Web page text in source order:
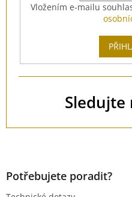
Vložením e-mailu
Sledujte
Potřebujete poradit?